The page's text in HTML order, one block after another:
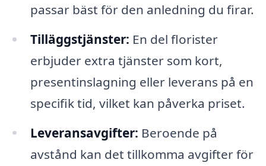
passar bäst för den anledning du firar.
Tilläggstjänster: En del florister
erbjuder extra tjänster som kort,
presentinslagning eller leverans på en
specifik tid, vilket kan påverka priset.
Leveransavgifter: Beroende på
avstånd kan det tillkomma avgifter för